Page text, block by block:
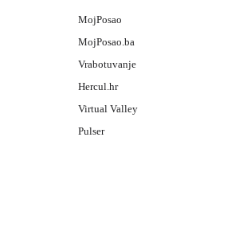
MojPosao
MojPosao.ba
Vrabotuvanje
Hercul.hr
Virtual Valley
Pulser